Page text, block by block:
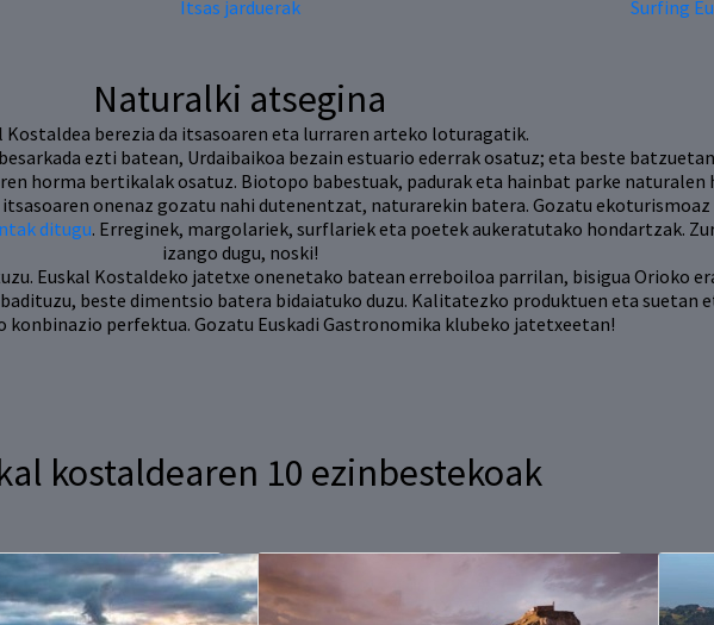
Itsas jarduerak Surfing
Naturalki atsegina
Kostaldea berezia da itsasoaren eta lurraren arteko loturagatik.
ezti batean, Urdaibaikoa bezain estuario ederrak osatuz; eta beste
horma bertikalak osatuz. Biotopo babestuak, padurak eta hainbat parke
onenaz gozatu nahi dutenentzat, naturarekin batera. Gozatu ekoturismoaz
ditugu. Erreginek, margolariek, surflariek eta poetek aukeratutako hondartzak.
izango dugu, noski!
Euskal Kostaldeko jatetxe onenetako batean erreboiloa parrilan, bisigua Orioko
beste dimentsio batera bidaiatuko duzu. Kalitatezko produktuen eta suetan
konbinazio perfektua. Gozatu Euskadi Gastronomika klubeko jatetxeetan!
kostaldearen 10 ezinbestekoak